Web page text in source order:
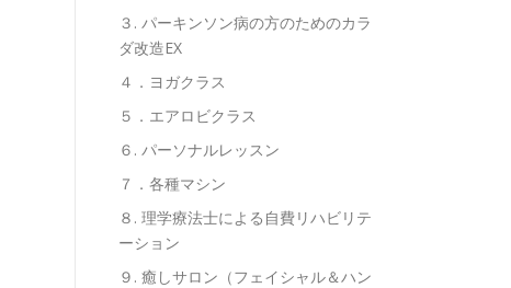
３. パーキンソン病の方のためのカラ
ダ改造EX
４．ヨガクラス
５．エアロビクラス
６. パーソナルレッスン
７．各種マシン
８. 理学療法士による自費リハビリテ
ーション
９. 癒しサロン（フェイシャル＆ハン